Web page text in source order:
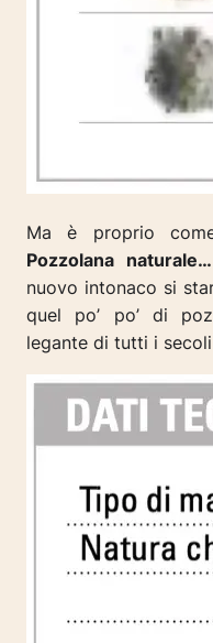
Ma è proprio
Pozzolana naturale…
nuovo intonaco si
quel po’ po’ di
legante di tutti i